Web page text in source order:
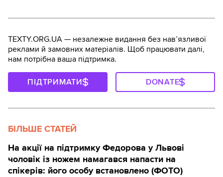
TEXTY.ORG.UA — незалежне видання без навʼязливої
реклами й замовних матеріалів. Щоб працювати далі,
нам потрібна ваша підтримка.
ПІДТРИМАТИ DONATE
БІЛЬШЕ СТАТЕЙ
На акції на підтримку Федорова у Львові
чоловік із ножем намагався напасти на
спікерів: його особу встановлено (ФОТО)